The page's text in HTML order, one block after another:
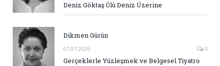
Deniz Göktaş Ölü Deniz Üzerine
Dikmen Gürün
07.07.2026 0
Gerçeklerle Yüzleşmek ve Belgesel Tiyatro